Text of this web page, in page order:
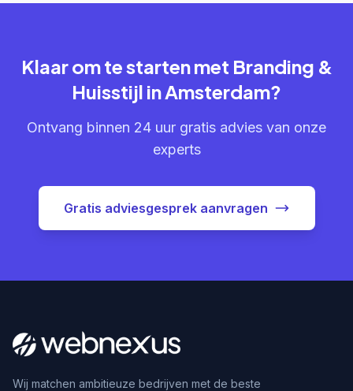
Klaar om te starten met Branding &
Huisstijl in Amsterdam?
Ontvang binnen 24 uur gratis advies van onze
experts
Gratis adviesgesprek aanvragen
Wij matchen ambitieuze bedrijven met de beste